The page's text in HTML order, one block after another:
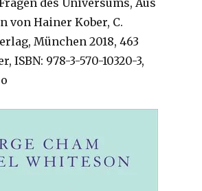
des Universums, Aus
von Hainer Kober, C.
München 2018, 463
ISBN: 978-3-570-10320-3,